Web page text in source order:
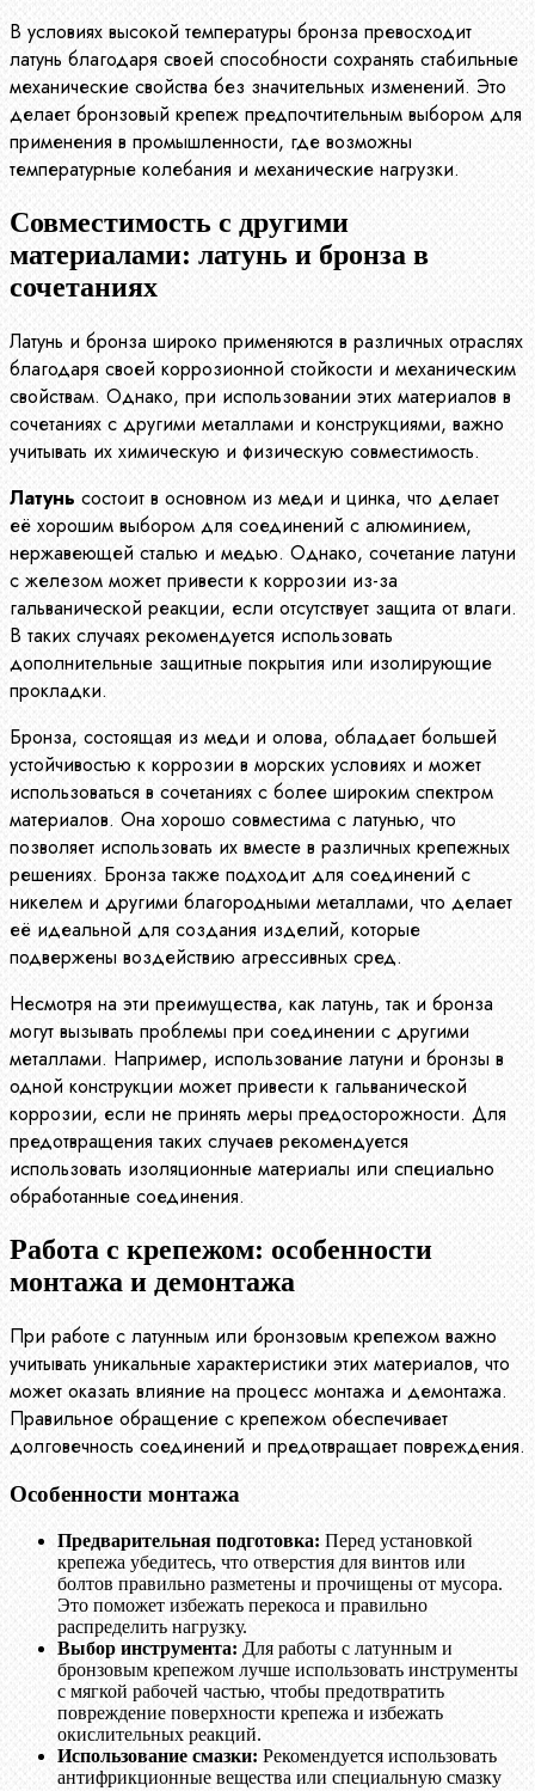
В условиях высокой температуры бронза превосходит
латунь благодаря своей способности сохранять стабильные
механические свойства без значительных изменений. Это
делает бронзовый крепеж предпочтительным выбором для
применения в промышленности, где возможны
температурные колебания и механические нагрузки.
Совместимость с другими
материалами: латунь и бронза в
сочетаниях
Латунь и бронза широко применяются в различных отраслях
благодаря своей коррозионной стойкости и механическим
свойствам. Однако, при использовании этих материалов в
сочетаниях с другими металлами и конструкциями, важно
учитывать их химическую и физическую совместимость.
Латунь состоит в основном из меди и цинка, что делает
её хорошим выбором для соединений с алюминием,
нержавеющей сталью и медью. Однако, сочетание латуни
с железом может привести к коррозии из-за
гальванической реакции, если отсутствует защита от влаги.
В таких случаях рекомендуется использовать
дополнительные защитные покрытия или изолирующие
прокладки.
Бронза, состоящая из меди и олова, обладает большей
устойчивостью к коррозии в морских условиях и может
использоваться в сочетаниях с более широким спектром
материалов. Она хорошо совместима с латунью, что
позволяет использовать их вместе в различных крепежных
решениях. Бронза также подходит для соединений с
никелем и другими благородными металлами, что делает
её идеальной для создания изделий, которые
подвержены воздействию агрессивных сред.
Несмотря на эти преимущества, как латунь, так и бронза
могут вызывать проблемы при соединении с другими
металлами. Например, использование латуни и бронзы в
одной конструкции может привести к гальванической
коррозии, если не принять меры предосторожности. Для
предотвращения таких случаев рекомендуется
использовать изоляционные материалы или специально
обработанные соединения.
Работа с крепежом: особенности
монтажа и демонтажа
При работе с латунным или бронзовым крепежом важно
учитывать уникальные характеристики этих материалов, что
может оказать влияние на процесс монтажа и демонтажа.
Правильное обращение с крепежом обеспечивает
долговечность соединений и предотвращает повреждения.
Особенности монтажа
Предварительная подготовка: Перед установкой
крепежа убедитесь, что отверстия для винтов или
болтов правильно разметены и прочищены от мусора.
Это поможет избежать перекоса и правильно
распределить нагрузку.
Выбор инструмента: Для работы с латунным и
бронзовым крепежом лучше использовать инструменты
с мягкой рабочей частью, чтобы предотвратить
повреждение поверхности крепежа и избежать
окислительных реакций.
Использование смазки: Рекомендуется использовать
антифрикционные вещества или специальную смазку